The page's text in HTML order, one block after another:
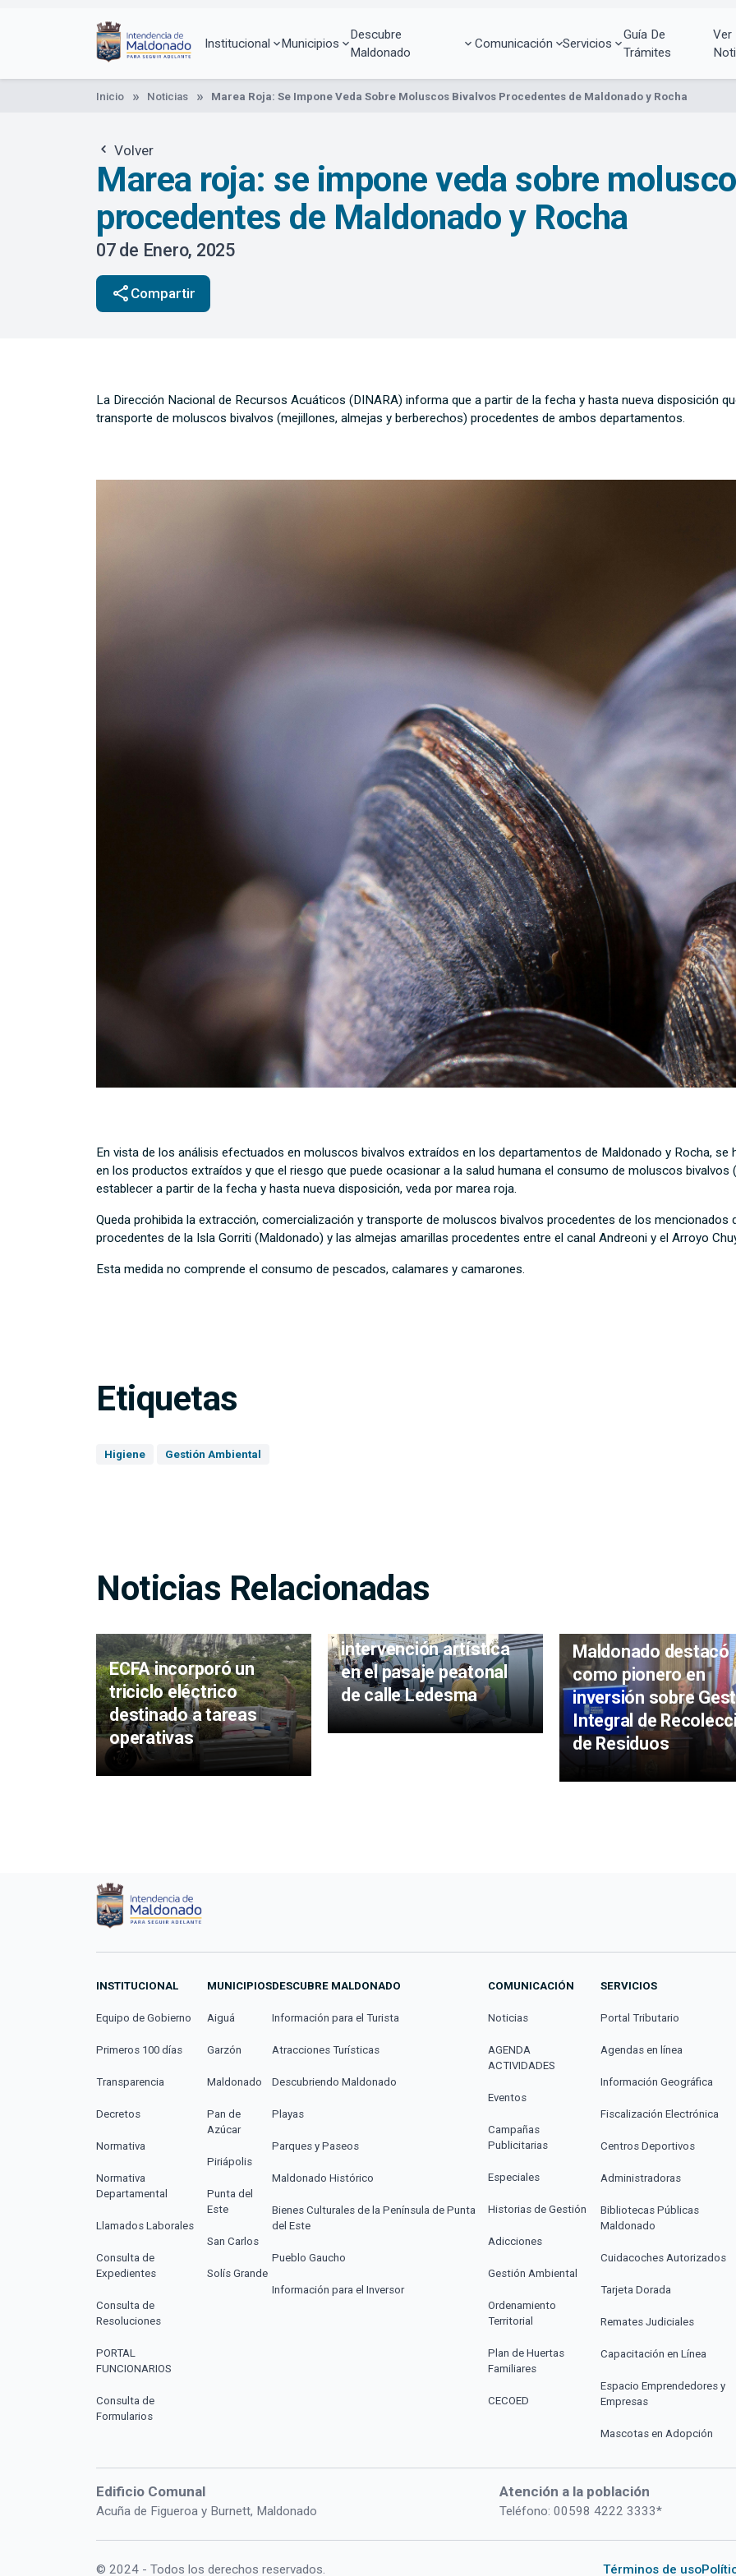
Institucional Municipios
Descubre
Maldonado
Comunicación Servicios
Guía De
Trámites
Ver
Inicio Noticias Marea Roja: Se Impone Veda Sobre Moluscos Bivalvos Procedentes de Maldonado y Rocha
Volver
Marea roja: se impone veda sobre
procedentes de Maldonado y Rocha
07 de Enero, 2025
share Compartir
La Dirección Nacional de Recursos Acuáticos (DINARA) informa que a partir de la fecha y hasta nueva disposición
transporte de moluscos bivalvos (mejillones, almejas y berberechos) procedentes de ambos departamentos.
En vista de los análisis efectuados en moluscos bivalvos extraídos en los departamentos de Maldonado y Rocha,
en los productos extraídos y que el riesgo que puede ocasionar a la salud humana el consumo de moluscos bivalvos
establecer a partir de la fecha y hasta nueva disposición, veda por marea roja.
Queda prohibida la extracción, comercialización y transporte de moluscos bivalvos procedentes de los
procedentes de la Isla Gorriti (Maldonado) y las almejas amarillas procedentes entre el canal Andreoni y el Arroyo
Esta medida no comprende el consumo de pescados, calamares y camarones.
Etiquetas
Higiene Gestión Ambiental
Noticias Relacionadas
ECFA incorporó un
triciclo eléctrico
destinado a tareas
operativas
intervención artística
en el pasaje peatonal
de calle Ledesma
Maldonado destacó
como pionero en
inversión sobre
Integral de
de Residuos
INSTITUCIONAL
Equipo de Gobierno
Primeros 100 días
Transparencia
Decretos
Normativa
Normativa
Departamental
Llamados Laborales
Consulta de
Expedientes
Consulta de
Resoluciones
PORTAL
FUNCIONARIOS
Consulta de
Formularios
MUNICIPIOS
Aiguá
Garzón
Maldonado
Pan de
Azúcar
Piriápolis
Punta del
Este
San Carlos
Solís Grande
DESCUBRE MALDONADO
Información para el Turista
Atracciones Turísticas
Descubriendo Maldonado
Playas
Parques y Paseos
Maldonado Histórico
Bienes Culturales de la Península de Punta
del Este
Pueblo Gaucho
Información para el Inversor
COMUNICACIÓN
Noticias
AGENDA
ACTIVIDADES
Eventos
Campañas
Publicitarias
Especiales
Historias de Gestión
Adicciones
Gestión Ambiental
Ordenamiento
Territorial
Plan de Huertas
Familiares
CECOED
SERVICIOS
Portal Tributario
Agendas en línea
Información Geográfica
Fiscalización Electrónica
Centros Deportivos
Administradoras
Bibliotecas Públicas
Maldonado
Cuidacoches Autorizados
Tarjeta Dorada
Remates Judiciales
Capacitación en Línea
Espacio Emprendedores y
Empresas
Mascotas en Adopción
Edificio Comunal
Acuña de Figueroa y Burnett, Maldonado
Atención a la población
Teléfono: 00598 4222 3333*
© 2024 - Todos los derechos reservados. Términos de uso